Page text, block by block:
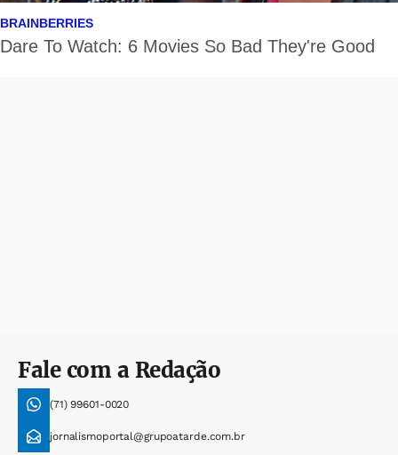
Fale com a Redação
(71) 99601-0020
jornalismoportal@grupoatarde.com.br